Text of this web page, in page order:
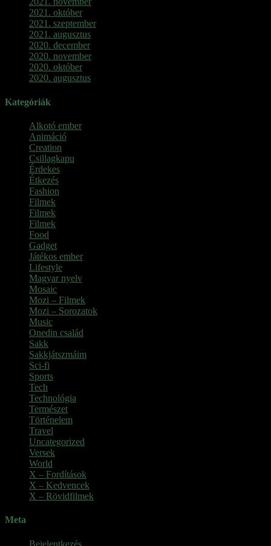
2021. október
2021. szeptember
2021. augusztus
2020. december
2020. november
2020. október
2020. augusztus
Kategóriák
Alkotó ember
Animáció
Creation
Csillagkapu
Érdekes
Étkezés
Fashion
Filmek
Filmek
Filmek
Food
Gadget
Játékos ember
Lifestyle
Magyar nyelv
Mosaic
Mozi – Filmek
Mozi – Sorozatok
Music
Onedin család
Sakk
Sakkjátszmáim
Sci-fi
Sports
Tech
Technológia
Természet
Történelem
Travel
Uncategorized
Versek
World
X – Fordítások
X – Kedvencek
X – Rövidfilmek
Meta
Bejelentkezés